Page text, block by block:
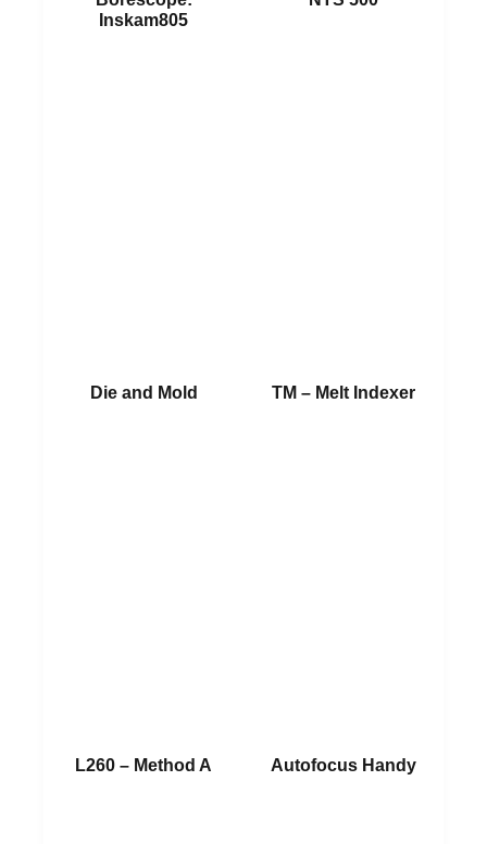
Inskam805
Die and Mold TM – Melt Indexer
L260 – Method A Autofocus Handy